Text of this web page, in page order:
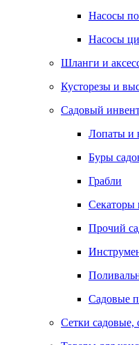
Насосы
Насосы
Шланги и
Кусторезы и
Садовый
Лопаты и
Буры
Грабли
Секаторы
Прочий
Садовые
Сетки садовые,